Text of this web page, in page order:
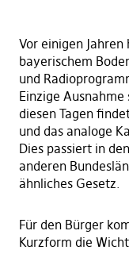
Vor einigen Jahren
bayerischem
und
Einzige Ausnahme
diesen Tagen
und das analoge
Dies passiert in
anderen
ähnliches Gesetz.
Für den Bürger
Kurzform die